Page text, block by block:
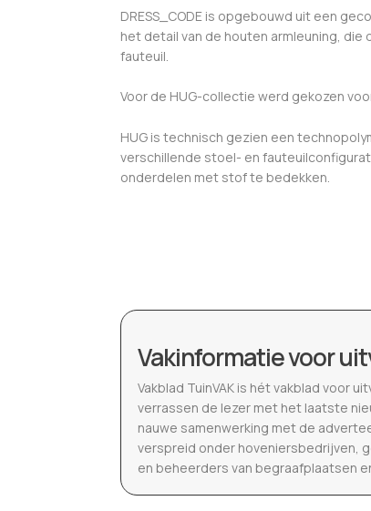
DRESS_CODE is opgebouwd uit een
het detail van de houten armleuning,
fauteuil.
Voor de HUG-collectie werd gekozen
HUG is technisch gezien een
verschillende stoel- en
onderdelen met stof te bedekken.
Vakinformatie voor
Vakblad TuinVAK is hét vakblad voor
verrassen de lezer met het laatste
nauwe samenwerking met de
verspreid onder hoveniersbedrijven,
en beheerders van begraafplaatsen